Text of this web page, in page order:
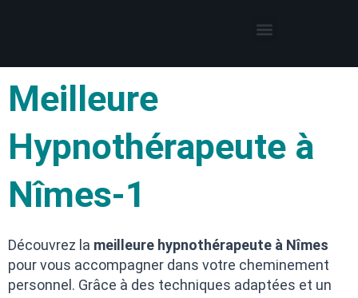
Meilleure
Hypnothérapeute à
Nîmes-1
Découvrez la meilleure hypnothérapeute à Nîmes
pour vous accompagner dans votre cheminement
personnel. Grâce à des techniques adaptées et un